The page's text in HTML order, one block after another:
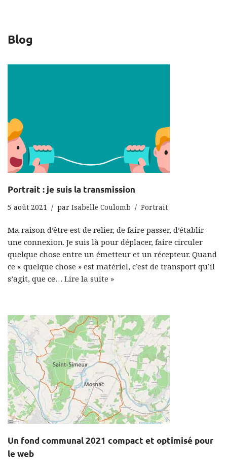
Blog
Portrait : je suis la transmission
5 août 2021 par Isabelle Coulomb Portrait
Ma raison d’être est de relier, de faire passer, d’établir
une connexion. Je suis là pour déplacer, faire circuler
quelque chose entre un émetteur et un récepteur. Quand
ce « quelque chose » est matériel, c’est de transport qu’il
s’agit, que ce… Lire la suite »
Un fond communal 2021 compact et optimisé pour
le web